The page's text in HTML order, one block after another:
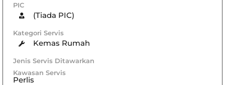
PIC
(Tiada PIC)
Kategori Servis
Kemas Rumah
Jenis Servis Ditawarkan
Kawasan Servis
Perlis